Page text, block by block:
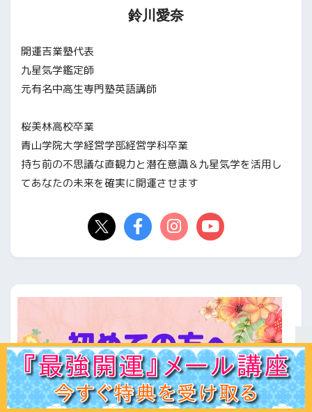
鈴川愛奈
開運吉業塾代表
九星気学鑑定師
元有名中高生専門塾英語講師
桜美林高校卒業
青山学院大学経営学部経営学科卒業
持ち前の不思議な直観力と潜在意識＆九星気学を活用し
てあなたの未来を確実に開運させます
ホーム 初見の方へﾌﾟﾛﾌｨｰﾙ 鑑定ﾒﾆｭｰ運命学講座易占講座お客様声体験談 記事一覧お問合せ Q＆A 出版書